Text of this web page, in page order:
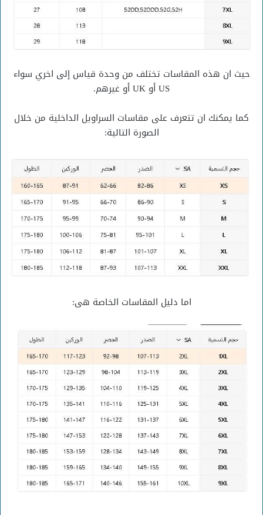
حيث ان هذه المقاسات تختلف من وحدة قياس إلى اخري سواء
US أو UK أو غيرهم.
كما يمكنك ان تتعرف على مقاسات السراويل الداخلية من خلال
الصورة التالية:
اما دليل المقاسات الخاصة هى: